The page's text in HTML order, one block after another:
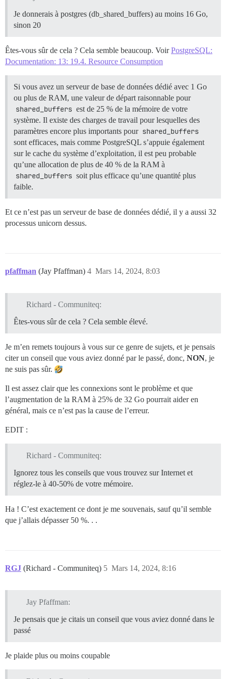
Je donnerais à postgres (db_shared_buffers) au moins 16 Go,
sinon 20
Êtes-vous sûr de cela ? Cela semble beaucoup. VoirPostgreSQL:
Documentation: 13: 19.4. Resource Consumption
Si vous avez un serveur de base de données dédié avec 1 Go
ou plus de RAM, une valeur de départ raisonnable pour
shared_buffers est de 25 % de la mémoire de votre
système. Il existe des charges de travail pour lesquelles des
paramètres encore plus importants pour shared_buffers
sont efficaces, mais comme PostgreSQL s’appuie également
sur le cache du système d’exploitation, il est peu probable
qu’une allocation de plus de 40 % de la RAM à
shared_buffers soit plus efficace qu’une quantité plus
faible.
Et ce n’est pas un serveur de base de données dédié, il y a aussi 32
processus unicorn dessus.
pfaffman (Jay Pfaffman) Mars 14, 2024, 8:03
4
Richard - Communiteq:
Êtes-vous sûr de cela ? Cela semble élevé.
Je m’en remets toujours à vous sur ce genre de sujets, et je pensais
citer un conseil que vous aviez donné par le passé, donc, NON, je
ne suis pas sûr.
Il est assez clair que les connexions sont le problème et que
l’augmentation de la RAM à 25% de 32 Go pourrait aider en
général, mais ce n’est pas la cause de l’erreur.
EDIT :
Richard - Communiteq:
Ignorez tous les conseils que vous trouvez sur Internet et
réglez-le à 40-50% de votre mémoire.
Ha ! C’est exactement ce dont je me souvenais, sauf qu’il semble
que j’allais dépasser 50 %. . .
RGJ (Richard - Communiteq) Mars 14, 2024, 8:16
5
Jay Pfaffman:
Je pensais que je citais un conseil que vous aviez donné dans le
passé
Je plaide plus ou moins coupable